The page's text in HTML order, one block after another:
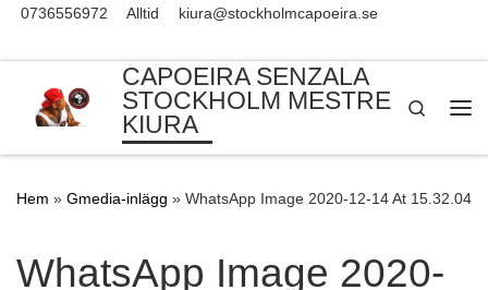
0736556972 Alltid kiura@stockholmcapoeira.se
CAPOEIRA SENZALA
STOCKHOLM MESTRE
KIURA
Search
Hem » Gmedia-inlägg » WhatsApp Image 2020-12-14 At 15.32.04
WhatsApp Image 2020-